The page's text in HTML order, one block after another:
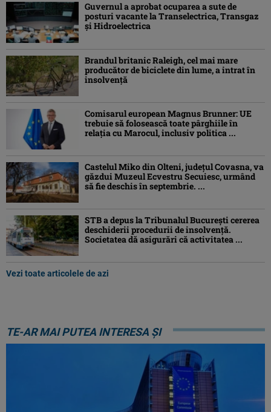
Guvernul a aprobat ocuparea a sute de
posturi vacante la Transelectrica, Transgaz
și Hidroelectrica
Brandul britanic Raleigh, cel mai mare
producător de biciclete din lume, a intrat în
insolvență
Comisarul european Magnus Brunner: UE
trebuie să folosească toate pârghiile în
relația cu Marocul, inclusiv politica ...
Castelul Miko din Olteni, județul Covasna, va
găzdui Muzeul Ecvestru Secuiesc, urmând
să fie deschis în septembrie. ...
STB a depus la Tribunalul București cererea
deschiderii procedurii de insolvență.
Societatea dă asigurări că activitatea ...
Vezi toate articolele de azi
TE-AR MAI PUTEA INTERESA ȘI